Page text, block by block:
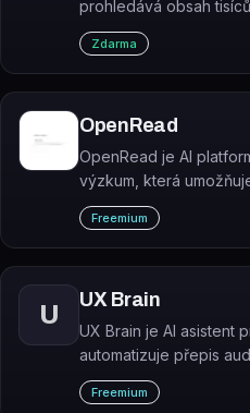
prohledává obsah
v přirozeném jazyce a
odpovědi přímo z knižní
Zdarma
OpenRead
OpenRead je AI
výzkum, která
rozsáhlou databázi
automaticky je
nimi pracovat.
Freemium
U
UX Brain
UX Brain je AI asistent
automatizuje přepis
z uživatelských sezení
akční insighty.
Freemium